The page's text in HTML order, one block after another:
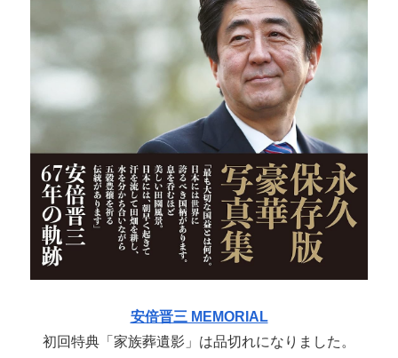
安倍晋三 MEMORIAL
初回特典「家族葬遺影」は品切れになりました。